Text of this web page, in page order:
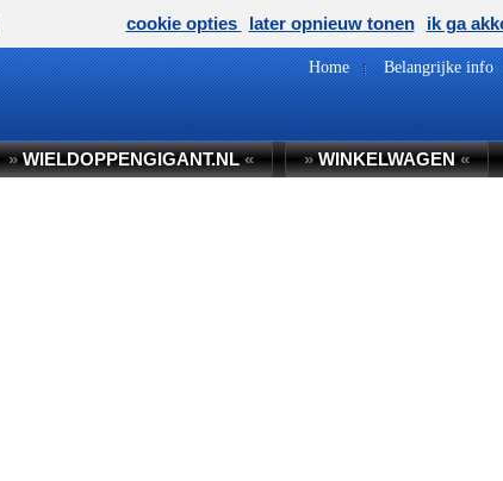
Home Belangrijke info
»WIELDOPPENGIGANT.NL« »WINKELWAGEN«
cookie opties later opnieuw tonen ik ga